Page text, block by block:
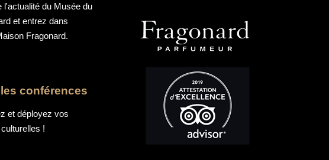
l'actualité du Musée du
et entrez dans
Fragonard.
conférences
et déployez vos
!